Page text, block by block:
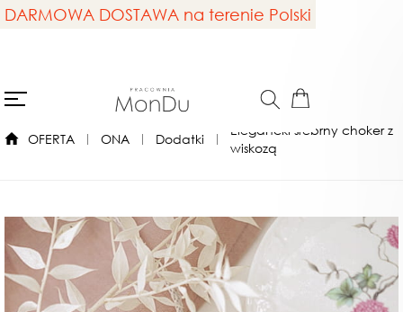
DARMOWA DOSTAWA na terenie Polski
OFERTA ONA Dodatki
Elegancki srebrny choker z
wiskozą